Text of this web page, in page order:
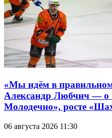
«Мы идём в
Александр Любчич — о
Молодечно», росте
06 августа 2026 11:30